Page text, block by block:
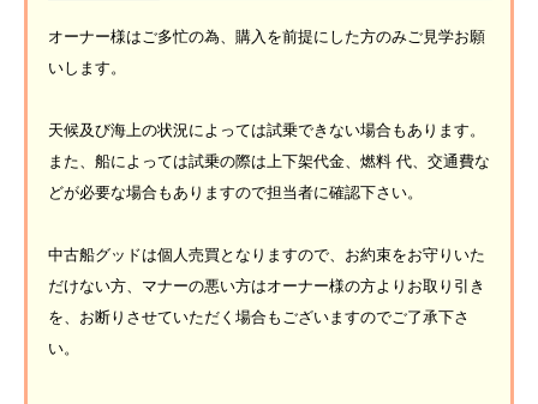
オーナー様はご多忙の為、購入を前提にした方のみご見学お願
いします。
天候及び海上の状況によっては試乗できない場合もあります。
また、船によっては試乗の際は上下架代金、燃料 代、交通費な
どが必要な場合もありますので担当者に確認下さい。
中古船グッドは個人売買となりますので、お約束をお守りいた
だけない方、マナーの悪い方はオーナー様の方よりお取り引き
を、お断りさせていただく場合もございますのでご了承下さ
い。